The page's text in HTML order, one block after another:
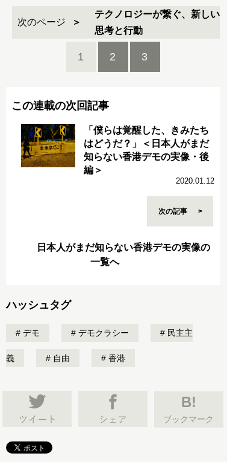
次のページ
テクノロジーが繋ぐ、新しい
思考と行動
1 2 3
この連載の次回記事
「僕らは覚醒した、きみたち
はどうだ？」＜日本人がまだ
知らない香港デモの実像・後
編＞
2020.01.12
次の記事
日本人がまだ知らない香港デモの実像の
一覧へ
ハッシュタグ
デモ デモクラシー 民主主
義 自由 香港
B!
ブックマーク